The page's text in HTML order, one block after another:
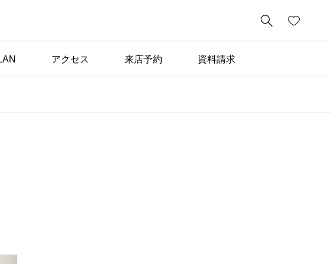

アクセス 来店予約 資料請求